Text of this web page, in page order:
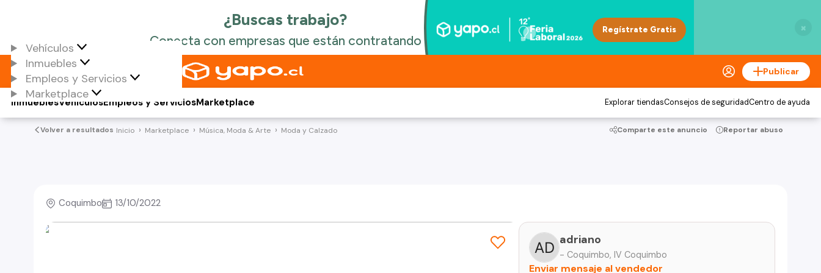
×
Vehículos
Inmuebles
Empleos y Servicios
Marketplace
Publicar
Vehículos
Inmuebles Empleos y ServiciosMarketplace Explorar tiendasConsejos de seguridadCentro de ayuda
Volver a resultados Inicio Marketplace Música, Moda & Arte Moda y Calzado Comparte este anuncio Reportar abuso
Coquimbo 13/10/2022
adriano
- Coquimbo, IV Coquimbo
Enviar mensaje al vendedor